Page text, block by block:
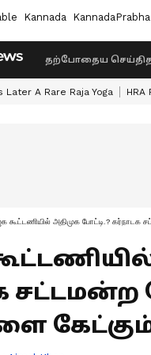
Kannada KannadaPrabha
தற்போதைய செய்தி
Later A Rare Raja Yoga HRA
கூட்டணியில் அதிமுக போட்டி.?
சட்டமன்ற